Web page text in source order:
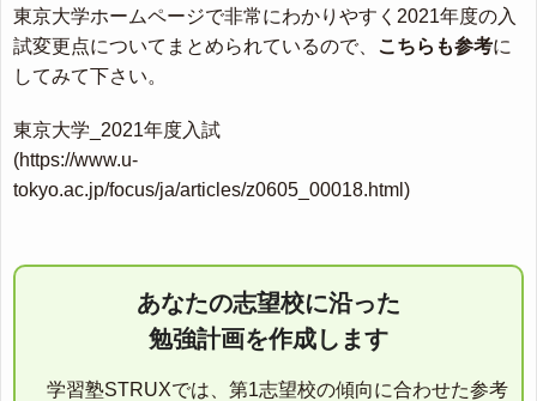
東京大学ホームページで非常にわかりやすく2021年度の入
試変更点についてまとめられているので、
こちらも参考に
してみて下さい。
東京大学_2021年度入試
(https://www.u-
tokyo.ac.jp/focus/ja/articles/z0605_00018.html)
あなたの志望校に沿った
勉強計画を作成します
学習塾STRUXでは、第1志望校の傾向に合わせた参考